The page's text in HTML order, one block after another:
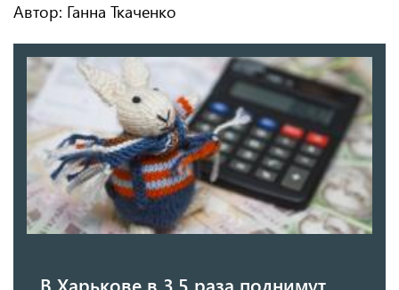
Автор: Ганна Ткаченко
В Харькове в 3,5 раза поднимут